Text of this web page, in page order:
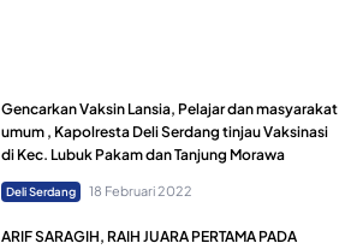
Gencarkan Vaksin Lansia, Pelajar dan masyarakat
umum , Kapolresta Deli Serdang tinjau Vaksinasi
di Kec. Lubuk Pakam dan Tanjung Morawa
Deli Serdang 18 Februari 2022
ARIF SARAGIH, RAIH JUARA PERTAMA PADA